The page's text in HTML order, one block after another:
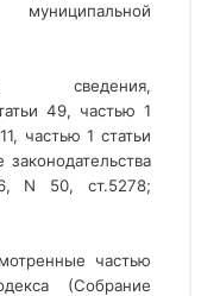
сведения,
49, частью 1
частью 1 статьи
N 50, ст.5278;
частью
(Собрание